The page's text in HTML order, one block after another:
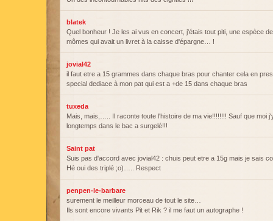
blatek
Quel bonheur ! Je les ai vus en concert, j'étais tout piti, une espèce
mômes qui avait un livret à la caisse d'épargne… !
jovial42
il faut etre a 15 grammes dans chaque bras pour chanter cela en
special dediace à mon pat qui est a +de 15 dans chaque bras
tuxeda
Mais, mais,….. Il raconte toute l'histoire de ma vie!!!!!!!! Sauf que moi
longtemps dans le bac a surgelé!!!
Saint pat
Suis pas d'accord avec jovial42 : chuis peut etre a 15g mais je sais
Hé oui des triplé ;o)….. Respect
penpen-le-barbare
surement le meilleur morceau de tout le site…
Ils sont encore vivants Pit et Rik ? il me faut un autographe !